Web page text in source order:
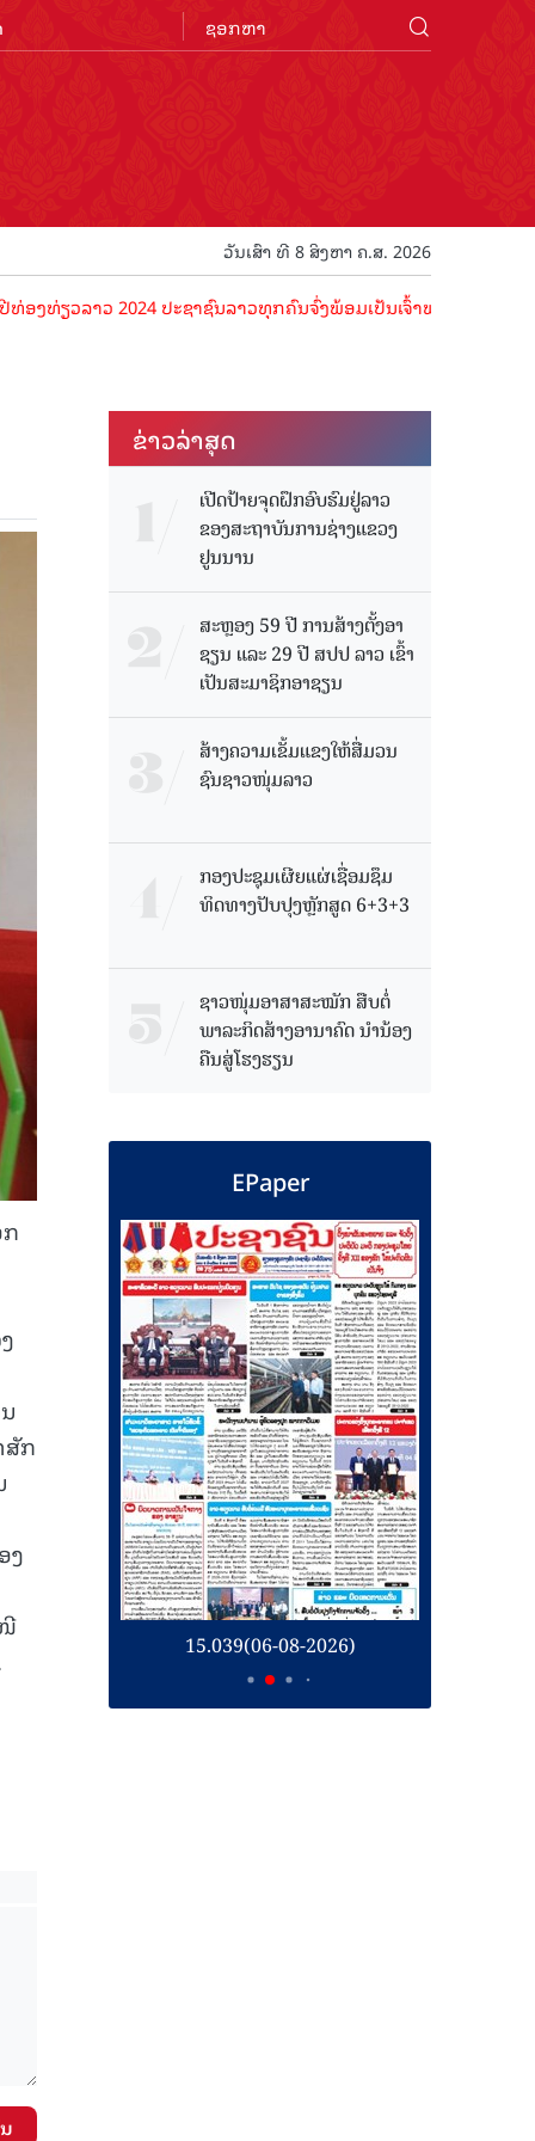
ວັນເສົາ ທີ 8 ສິງຫາ ຄ.ສ. 2026
ລາວ 2024 ປະຊາຊົນລາວທຸກຄົນຈົ່ງພ້ອມເປັນເຈົ້າພາບທີ່ດີ ຕ້ອນຮັບນັກທ່
ສັກ
ງ
ຂ່າວ​ລ່າ​ສຸດ
ເປີດປ້າຍຈຸດຝຶກອົບຮົມຢູ່ລາວ
ຂອງສະຖາບັນການຊ່າງແຂວງ
ຢູນນານ
ສະຫຼອງ 59 ປີ ການສ້າງຕັ້ງອາ
ຊຽນ ແລະ 29 ປີ ສປປ ລາວ ເຂົ້າ
ເປັນສະມາຊິກອາຊຽນ
ສ້າງຄວາມເຂັ້ມແຂງໃຫ້ສື່ມວນ
ຊົນຊາວໜຸ່ມລາວ
ກອງປະຊຸມເຜີຍແຜ່ເຊື່ອມຊຶມ
ທິດທາງປັບປຸງຫຼັກສູດ 6+3+3
ຊາວໜຸ່ມອາສາສະໝັກ ສືບຕໍ່
ພາລະກິດສ້າງອານາຄົດ ນໍານ້ອງ
ຄືນສູ່ໂຮງຮຽນ
EPaper
15.039(06-08-2026)